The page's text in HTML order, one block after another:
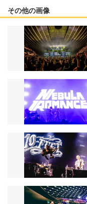
その他の画像